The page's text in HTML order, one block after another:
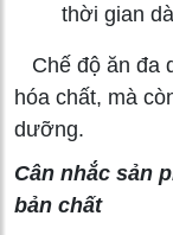
thời gian
Chế độ ăn đa
hóa chất, mà
dưỡng.
Cân nhắc sản
bản chất